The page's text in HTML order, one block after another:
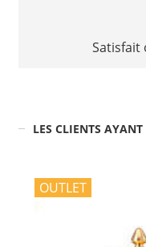
Satisfait
LES CLIENTS
OUTLET